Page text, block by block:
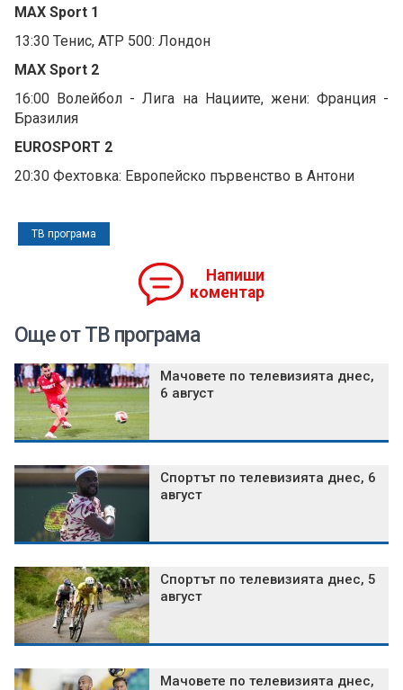
MAX Sport 1
13:30 Тенис, ATP 500: Лондон
MAX Sport 2
16:00 Волейбол - Лига на Нациите, жени: Франция -
Бразилия
EUROSPORT 2
20:30 Фехтовка: Европейско първенство в Антони
ТВ програма
Напиши
коментар
Още от ТВ програма
Мачовете по телевизията днес,
6 август
Спортът по телевизията днес, 6
август
Спортът по телевизията днес, 5
август
Мачовете по телевизията днес,